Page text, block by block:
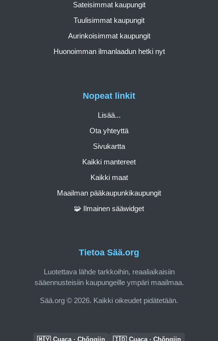
Tietoa Sää.org
Luotettava lähde tarkkoihin, reaaliaikaisiin
sääennusteisiin kaupungeille ympäri maailmaa.
Sää.org © 2026. Kaikki oikeudet pidätetään.
Nopeat linkit
Lisää...
Ota yhteyttä
Sivukartta
Kaikki mantereet
Kaikki maat
Maailman pääkaupunkikaupungit
🧩 Ilmainen sääwidget
Sateisimmat kaupungit
Tuulisimmat kaupungit
Aurinkoisimmat kaupungit
Huonoimman ilmanlaadun hetki nyt
🇲🇾 Cuaca · Chŏngjin 🇮🇩 Cuaca · Chŏngjin